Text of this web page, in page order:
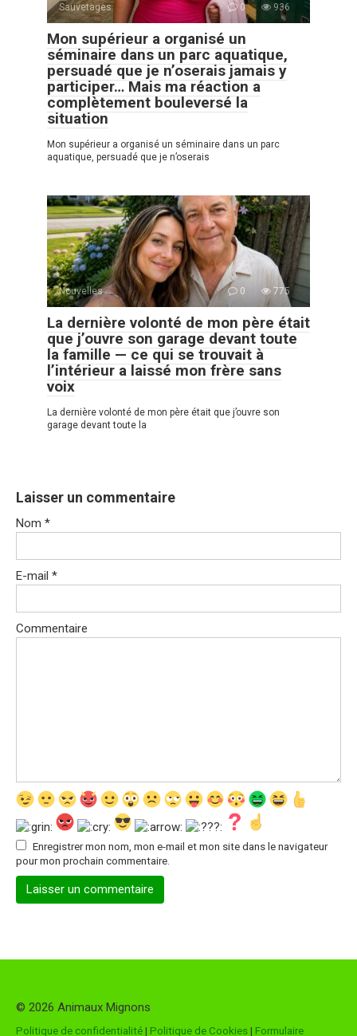
Sauvetages 0 936
Mon supérieur a organisé un
séminaire dans un parc aquatique,
persuadé que je n’oserais jamais y
participer… Mais ma réaction a
complètement bouleversé la
situation
Mon supérieur a organisé un séminaire dans un parc
aquatique, persuadé que je n’oserais
Nouvelles 0 775
La dernière volonté de mon père était
que j’ouvre son garage devant toute
la famille — ce qui se trouvait à
l’intérieur a laissé mon frère sans
voix
La dernière volonté de mon père était que j’ouvre son
garage devant toute la
Laisser un commentaire
Nom *
E-mail *
Commentaire
Enregistrer mon nom, mon e-mail et mon site dans le navigateur
pour mon prochain commentaire.
© 2026 Animaux Mignons
Politique de confidentialité| Politique de Cookies| Formulaire